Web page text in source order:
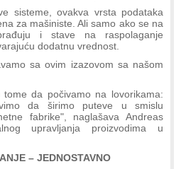
sisteme, ovakva vrsta podataka
za mašiniste. Ali samo ako se na
i stave na raspolaganje
dodatnu vrednost.
sa ovim izazovom sa našom
da počivamo na lovorikama:
da širimo puteve u smislu
fabrike", naglašava Andreas
upravljanja proizvodima u
– JEDNOSTAVNO